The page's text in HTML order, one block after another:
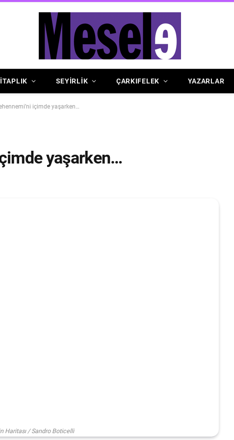
SEYİRLİK ÇARKIFELEK YAZARLAR
içimde yaşarken…
yaşarken…
Haritası / Sandro Boticelli